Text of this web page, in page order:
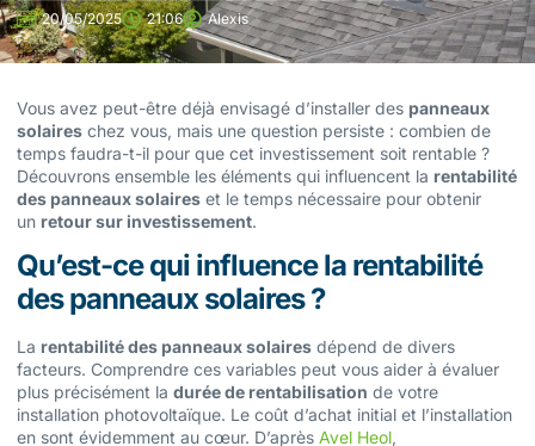
20/05/2025 21:06 Alexis
Vous avez peut-être déjà envisagé d’installer des panneaux
solaires chez vous, mais une question persiste : combien de
temps faudra-t-il pour que cet investissement soit rentable ?
Découvrons ensemble les éléments qui influencent la rentabilité
des panneaux solaires et le temps nécessaire pour obtenir
un retour sur investissement.
Qu’est-ce qui influence la rentabilité
des panneaux solaires ?
La rentabilité des panneaux solaires dépend de divers
facteurs. Comprendre ces variables peut vous aider à évaluer
plus précisément la durée de rentabilisation de votre
installation photovoltaïque. Le coût d’achat initial et l’installation
en sont évidemment au cœur. D’après Avel Heol,